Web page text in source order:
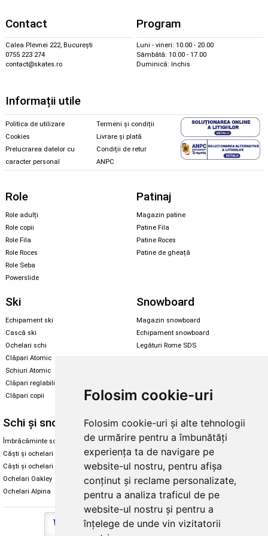
Folosim cookie-uri
Folosim cookie-uri și alte tehnologii
de urmărire pentru a îmbunătăți
experiența ta de navigare pe
website-ul nostru, pentru afișa
conținut și reclame personalizate,
pentru a analiza traficul de pe
website-ul nostru și pentru a
înțelege de unde vin vizitatorii
Contact
Calea Plevnei 222, București
0755 223 274
contact@skates.ro
Program
Luni - vineri: 10.00 - 20.00
Sâmbătă: 10.00 - 17.00
Duminică: închis
Informații utile
Politica de utilizare
Cookies
Prelucrarea datelor cu
caracter personal
Termeni și condiții
Livrare și plată
Condiții de retur
ANPC
Role
Role adulți
Role copii
Role Fila
Role Roces
Role Seba
Powerslide
Patinaj
Magazin patine
Patine Fila
Patine Roces
Patine de gheață
Ski
Echipament ski
Cască ski
Ochelari schi
Clăpari Atomic
Schiuri Atomic
Clăpari reglabili
Clăpari copii
Snowboard
Magazin snowboard
Echipament snowboard
Legături Rome SDS
Santa Cruz
Enuff Skateboards
Schi și snowboard
Îmbrăcăminte schi și snowboard
Căști și ochelari de iarnă
Căști și ochelari Alpina
Ochelari Oakley
Ochelari Alpina
Diverse
Cum aleg rolele
Cum aleg ochelarii
Ochelari de soare Oakley
Ochelari de soare Alpina
Intretinere manusi